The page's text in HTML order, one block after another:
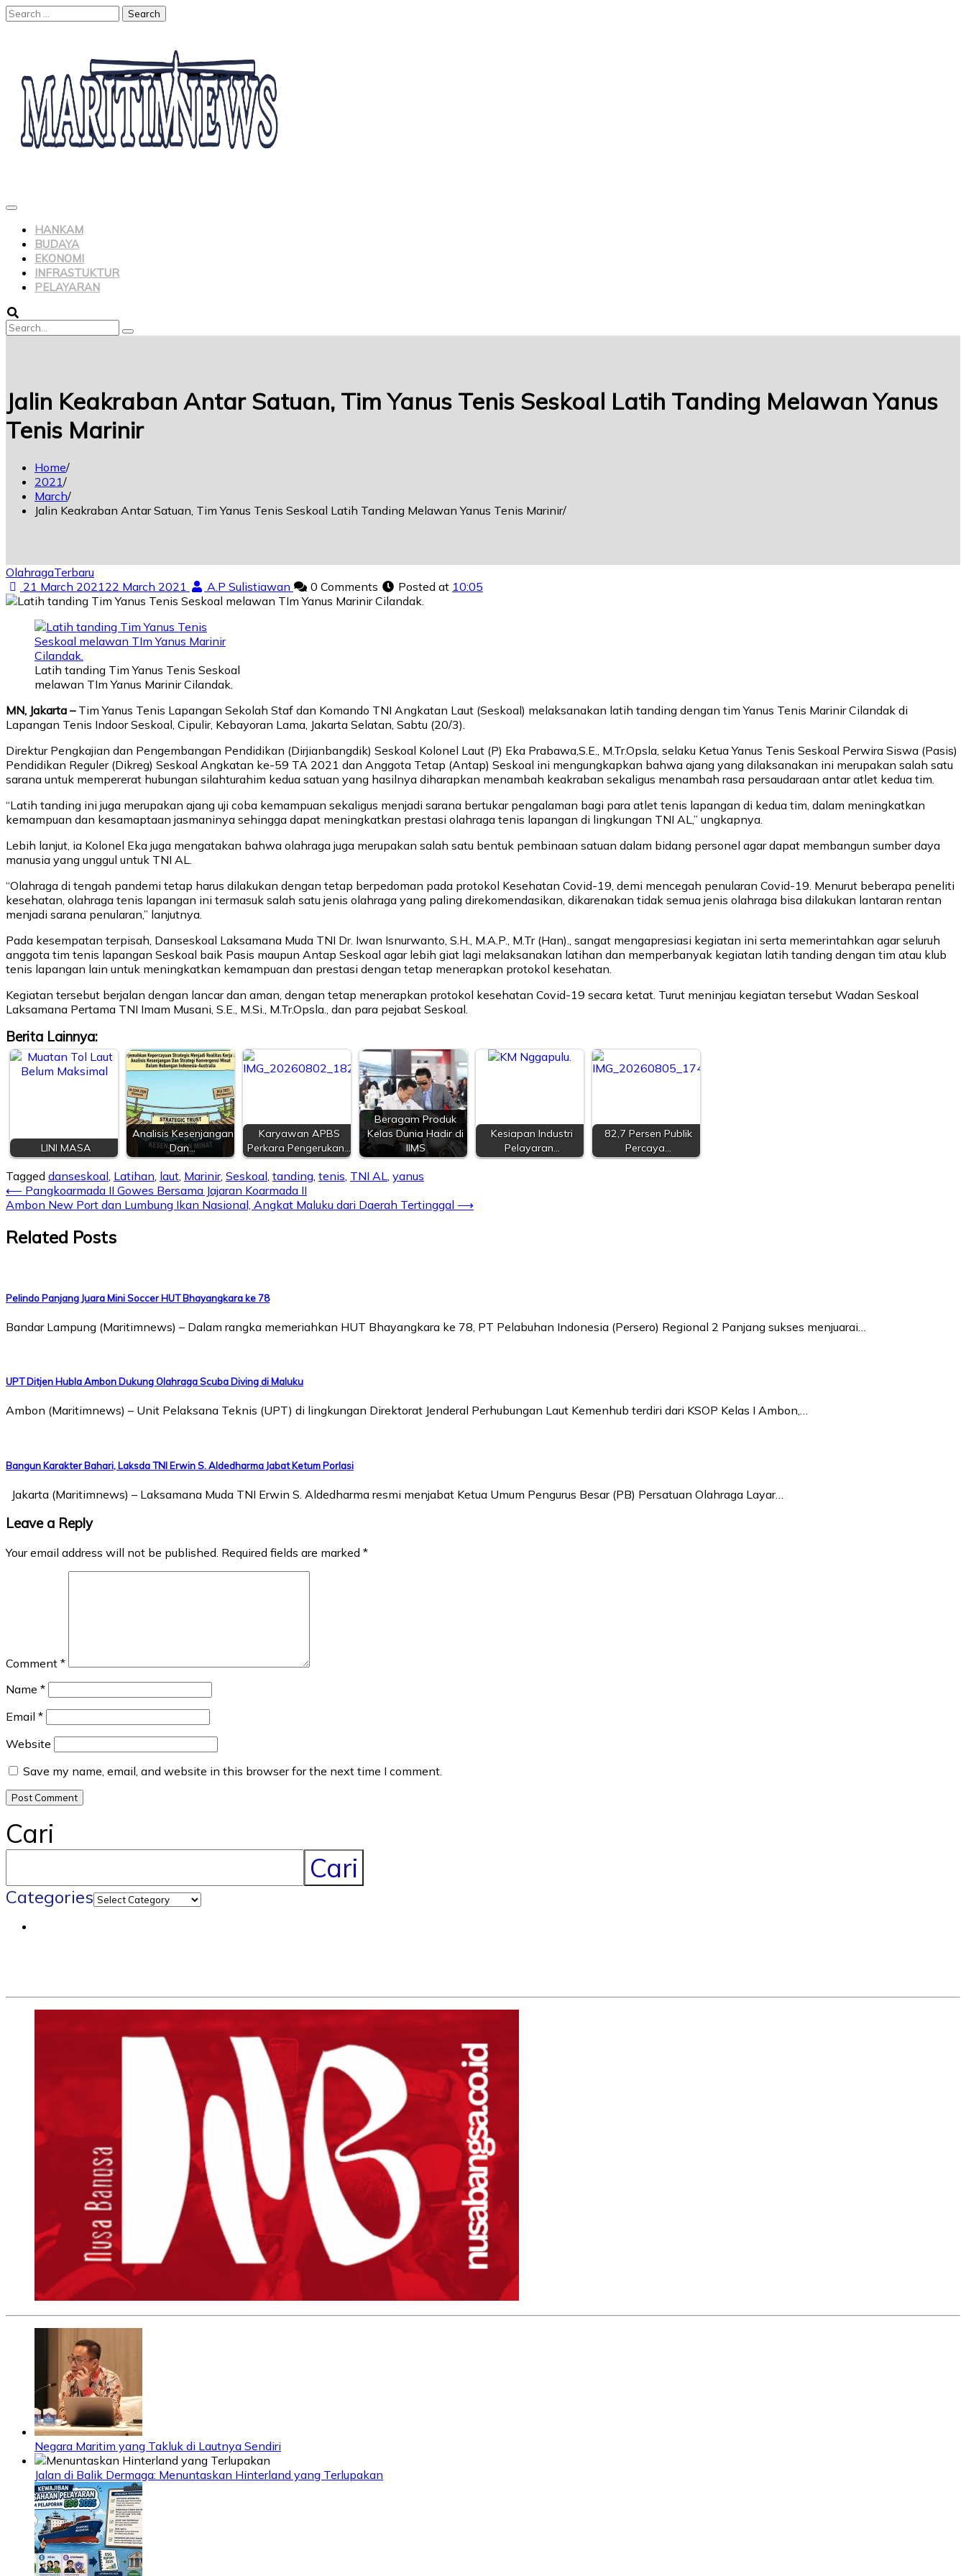
HANKAM
BUDAYA
EKONOMI
INFRASTUKTUR
PELAYARAN
Jalin Keakraban Antar Satuan, Tim Yanus Tenis Seskoal Latih Tanding Melawan Yanus
Tenis Marinir
Home
2021
March
Jalin Keakraban Antar Satuan, Tim Yanus Tenis Seskoal Latih Tanding Melawan Yanus Tenis Marinir
OlahragaTerbaru
21 March 202122 March 2021 A.P Sulistiawan 0 Comments Posted at 10:05
Latih tanding Tim Yanus Tenis Seskoal
melawan TIm Yanus Marinir Cilandak.
MN, Jakarta – Tim Yanus Tenis Lapangan Sekolah Staf dan Komando TNI Angkatan Laut (Seskoal) melaksanakan latih tanding dengan tim Yanus Tenis Marinir Cilandak di
Lapangan Tenis Indoor Seskoal, Cipulir, Kebayoran Lama, Jakarta Selatan, Sabtu (20/3).
Direktur Pengkajian dan Pengembangan Pendidikan (Dirjianbangdik) Seskoal Kolonel Laut (P) Eka Prabawa,S.E., M.Tr.Opsla, selaku Ketua Yanus Tenis Seskoal Perwira Siswa (Pasis)
Pendidikan Reguler (Dikreg) Seskoal Angkatan ke-59 TA 2021 dan Anggota Tetap (Antap) Seskoal ini mengungkapkan bahwa ajang yang dilaksanakan ini merupakan salah satu
sarana untuk mempererat hubungan silahturahim kedua satuan yang hasilnya diharapkan menambah keakraban sekaligus menambah rasa persaudaraan antar atlet kedua tim.
“Latih tanding ini juga merupakan ajang uji coba kemampuan sekaligus menjadi sarana bertukar pengalaman bagi para atlet tenis lapangan di kedua tim, dalam meningkatkan
kemampuan dan kesamaptaan jasmaninya sehingga dapat meningkatkan prestasi olahraga tenis lapangan di lingkungan TNI AL,” ungkapnya.
Lebih lanjut, ia Kolonel Eka juga mengatakan bahwa olahraga juga merupakan salah satu bentuk pembinaan satuan dalam bidang personel agar dapat membangun sumber daya
manusia yang unggul untuk TNI AL.
“Olahraga di tengah pandemi tetap harus dilakukan dengan tetap berpedoman pada protokol Kesehatan Covid-19, demi mencegah penularan Covid-19. Menurut beberapa peneliti
kesehatan, olahraga tenis lapangan ini termasuk salah satu jenis olahraga yang paling direkomendasikan, dikarenakan tidak semua jenis olahraga bisa dilakukan lantaran rentan
menjadi sarana penularan,” lanjutnya.
Pada kesempatan terpisah, Danseskoal Laksamana Muda TNI Dr. Iwan Isnurwanto, S.H., M.A.P., M.Tr (Han)., sangat mengapresiasi kegiatan ini serta memerintahkan agar seluruh
anggota tim tenis lapangan Seskoal baik Pasis maupun Antap Seskoal agar lebih giat lagi melaksanakan latihan dan memperbanyak kegiatan latih tanding dengan tim atau klub
tenis lapangan lain untuk meningkatkan kemampuan dan prestasi dengan tetap menerapkan protokol kesehatan.
Kegiatan tersebut berjalan dengan lancar dan aman, dengan tetap menerapkan protokol kesehatan Covid-19 secara ketat. Turut meninjau kegiatan tersebut Wadan Seskoal
Laksamana Pertama TNI Imam Musani, S.E., M.Si., M.Tr.Opsla., dan para pejabat Seskoal.
Berita Lainnya:
LINI MASA
Analisis Kesenjangan
Dan…
Karyawan APBS
Perkara Pengerukan…
Beragam Produk
Kelas Dunia Hadir di
IIMS
Kesiapan Industri
Pelayaran…
82,7 Persen Publik
Percaya…
Tagged danseskoal Latihan laut Marinir, Seskoal tanding tenis TNI AL
yanus
⟵ Pangkoarmada II Gowes Bersama Jajaran Koarmada II
Ambon New Port dan Lumbung Ikan Nasional, Angkat Maluku dari Daerah Tertinggal ⟶
Related Posts
Pelindo Panjang Juara Mini Soccer HUT Bhayangkara ke 78
Bandar Lampung (Maritimnews) – Dalam rangka memeriahkan HUT Bhayangkara ke 78, PT Pelabuhan Indonesia (Persero) Regional 2 Panjang sukses menjuarai…
UPT Ditjen Hubla Ambon Dukung Olahraga Scuba Diving di Maluku
Ambon (Maritimnews) – Unit Pelaksana Teknis (UPT) di lingkungan Direktorat Jenderal Perhubungan Laut Kemenhub terdiri dari KSOP Kelas I Ambon,…
Bangun Karakter Bahari, Laksda TNI Erwin S. Aldedharma Jabat Ketum Porlasi
Jakarta (Maritimnews) – Laksamana Muda TNI Erwin S. Aldedharma resmi menjabat Ketua Umum Pengurus Besar (PB) Persatuan Olahraga Layar…
Leave a Reply
Your email address will not be published. Required fields are marked *
Comment *
Name *
Email *
Website
Save my name, email, and website in this browser for the next time I comment.
Cari
Cari
Categories
Negara Maritim yang Takluk di Lautnya Sendiri
Jalan di Balik Dermaga: Menuntaskan Hinterland yang Terlupakan